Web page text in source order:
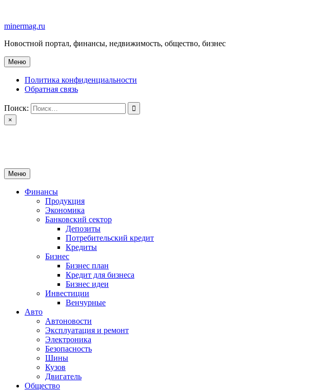
содержимому
minermag.ru
Новостной портал, финансы, недвижимость, общество, бизнес
Меню
Политика конфиденциальности
Обратная связь
Поиск:
×
Меню
Финансы
Продукция
Экономика
Банковский сектор
Депозиты
Потребительский кредит
Кредиты
Бизнес
Бизнес план
Кредит для бизнеса
Бизнес идеи
Инвестиции
Венчурные
Авто
Автоновости
Эксплуатация и ремонт
Электроника
Безопасность
Шины
Кузов
Двигатель
Общество